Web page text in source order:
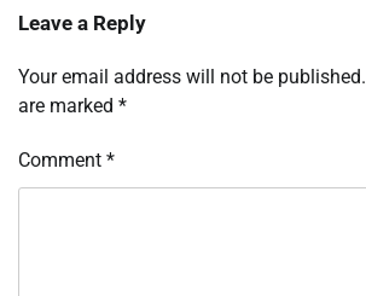
Leave a Reply
Your email address will not be published.
are marked *
Comment *